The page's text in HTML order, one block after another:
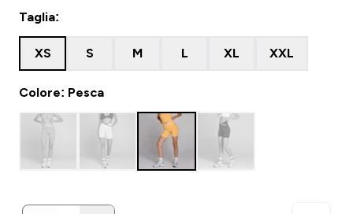
Taglia:
XS S M L XL XXL
Colore: Pesca